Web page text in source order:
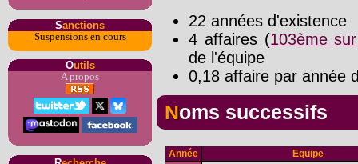
Sanctions
Suspensions en cours
Outils
A propos
22 années d'existence
4 affaires (103ème
de l'équipe
0,18 affaire par année
Noms successifs
Année
Equipe